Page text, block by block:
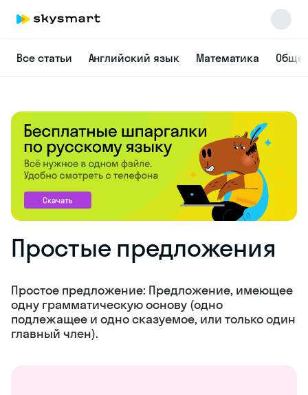
Все статьи Английский язык Математика
Простые предложения
Простое предложение: Предложение, имеющее
одну грамматическую основу (одно
подлежащее и одно сказуемое, или только один
главный член).
Skysmart Chat
online